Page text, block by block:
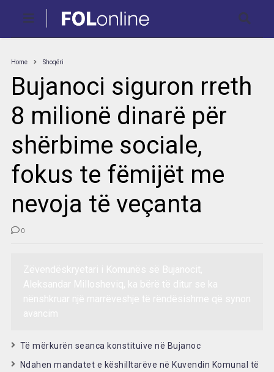
Home Shoqëri
Bujanoci siguron rreth
8 milionë dinarë për
shërbime sociale,
fokus te fëmijët me
nevoja të veçanta
0
Të mërkurën seanca konstituive në Bujanoc
Ndahen mandatet e këshilltarëve në Kuvendin Komunal të